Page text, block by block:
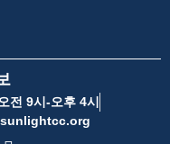
전 9시-오후 4시